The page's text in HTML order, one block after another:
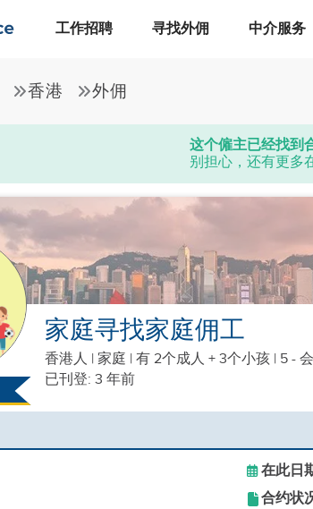
工作招聘 寻找外佣 中介服务
香港 外佣
这个僱主已经找到
别担心，还有更多
家庭寻找家庭佣工
香港人 | 家庭 | 有 2个成人 + 3个小孩 | 5 -
已刊登: 3 年前
在此日
合约状